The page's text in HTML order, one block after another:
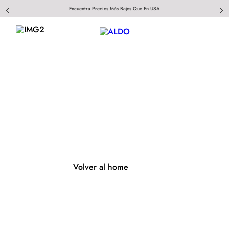
Encuentra Precios Más Bajos Que En USA
Volver al home